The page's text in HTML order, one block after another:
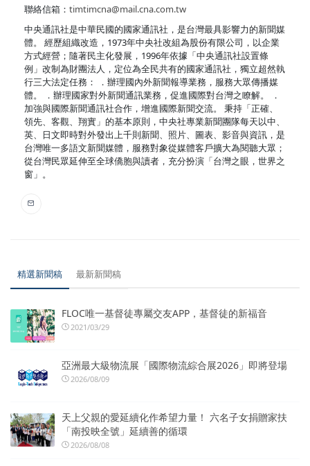
聯絡信箱： timtimcna@mail.cna.com.tw
中央通訊社是中華民國的國家通訊社，是台灣最具影響力的新聞媒
體。 經歷組織改造，1973年中央社改組為股份有限公司，以企業
方式經營；隨著民主化發展，1996年依據「中央通訊社設置條
例」改制為財團法人，定位為全民共有的國家通訊社，獨立超然執
行三大法定任務： ．辦理國內外新聞報導業務，服務大眾傳播媒
體。 ．辦理國家對外新聞通訊業務，促進國際對台灣之瞭解。 ．
加強與國際新聞通訊社合作，增進國際新聞交流。 秉持「正確、
領先、客觀、翔實」的基本原則，中央社專業新聞團隊每天以中、
英、日文即時對外發出上千則新聞、照片、圖表、影音與資訊，是
台灣唯一多語文新聞媒體，服務對象從媒體客戶擴大為閱聽大眾；
從台灣民眾延伸至全球僑胞與讀者，充分扮演「台灣之眼，世界之
窗」。
精選新聞稿 最新新聞稿
FLOC唯一基督徒專屬交友APP，基督徒的新福音
2021/03/29
亞洲最大級物流展「國際物流綜合展2026」即將登場
2026/08/09
天上父親的愛延續化作希望力量！ 六名子女捐贈家扶
「南投映全號」延續善的循環
2026/08/08